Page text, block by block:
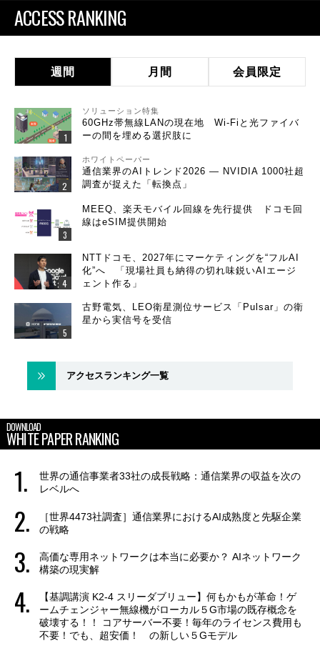
ACCESS RANKING
週間 月間 会員限定
ソリューション特集
60GHz帯無線LANの現在地 Wi-Fiと光ファイバ
ーの間を埋める選択肢に
ホワイトペーパー
通信業界のAIトレンド2026 ― NVIDIA 1000社超
調査が捉えた「転換点」
MEEQ、楽天モバイル回線を先行提供 ドコモ回
線はeSIM提供開始
NTTドコモ、2027年にマーケティングを“フルAI
化”へ 「現場社員も納得の切れ味鋭いAIエージ
ェント作る」
古野電気、LEO衛星測位サービス「Pulsar」の衛
星から実信号を受信
アクセスランキング一覧
DOWNLOAD
WHITE PAPER RANKING
世界の通信事業者33社の成長戦略：通信業界の収益を次の
レベルへ
［世界4473社調査］通信業界におけるAI成熟度と先駆企業
の戦略
高価な専用ネットワークは本当に必要か？ AIネットワーク
構築の現実解
【基調講演 K2-4 スリーダブリュー】何もかもが革命！ゲ
ームチェンジャー無線機がローカル５G市場の既存概念を
破壊する！！ コアサーバー不要！毎年のライセンス費用も
不要！でも、超安価！ の新しい５Gモデル